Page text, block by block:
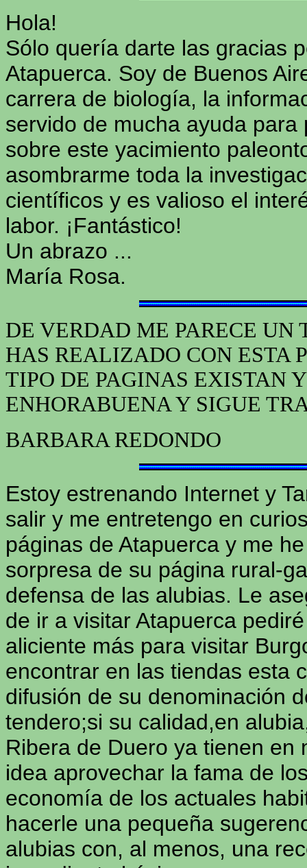
Hola!
Sólo quería darte las gracias
Atapuerca. Soy de Buenos
carrera de biología, la
servido de mucha ayuda
sobre este yacimiento
asombrarme toda la
científicos y es valioso el
labor. ¡Fantástico!
Un abrazo ...
María Rosa.
DE VERDAD ME PARECE
HAS REALIZADO CON ESTA
TIPO DE PAGINAS EXISTAN
ENHORABUENA Y SIGUE
BARBARA REDONDO
Estoy estrenando Internet y
salir y me entretengo en
páginas de Atapuerca y me
sorpresa de su página rural-
defensa de las alubias. Le
de ir a visitar Atapuerca
aliciente más para visitar
encontrar en las tiendas esta
difusión de su denominación
tendero;si su calidad,en
Ribera de Duero ya tienen
idea aprovechar la fama de
economía de los actuales
hacerle una pequeña
alubias con, al menos, una